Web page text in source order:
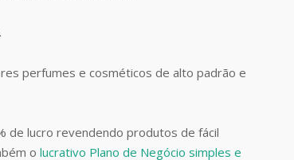
perfumes e cosméticos de alto padrão e
lucro revendendo produtos de fácil
o lucrativo Plano de Negócio simples e